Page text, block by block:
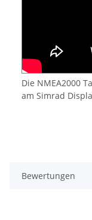
Die NMEA2000
am Simrad
Bewertungen